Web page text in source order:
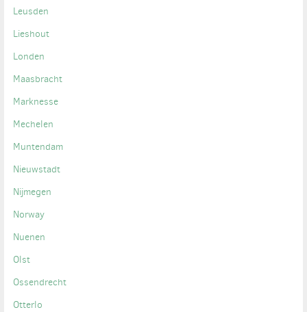
Leusden
Lieshout
Londen
Maasbracht
Marknesse
Mechelen
Muntendam
Nieuwstadt
Nijmegen
Norway
Nuenen
Olst
Ossendrecht
Otterlo